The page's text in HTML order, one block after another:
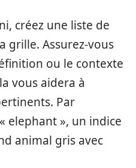
créez une liste de
grille. Assurez-vous
ou le contexte
vous aidera à
Par
elephant », un indice
animal gris avec